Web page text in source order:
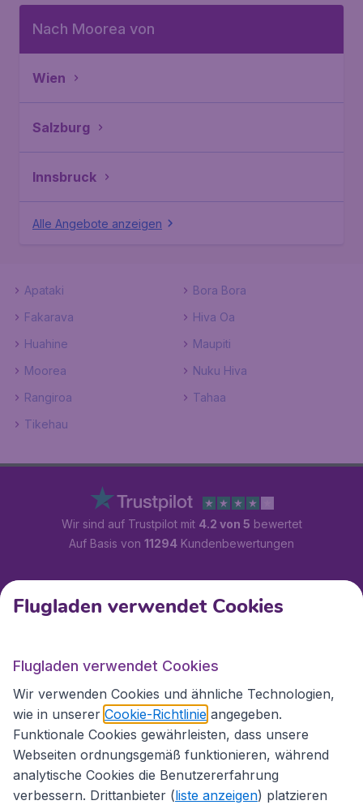
Nach Moorea von
Wien
Salzburg
Innsbruck
Alle Angebote anzeigen
Apataki
Bora Bora
Fakarava
Hiva Oa
Huahine
Maupiti
Moorea
Nuku Hiva
Rangiroa
Tahaa
Tikehau
Wir sind auf Trustpilot mit 4.2 von 5 bewertet
Auf Basis von 11294 Kundenbewertungen
Kundenservice
Flugladen.at
Internationale Webseiten
Flugladen verwendet Cookies
Flugladen verwendet Cookies
Wir verwenden Cookies und ähnliche Technologien,
wie in unserer Cookie-Richtlinie angegeben.
Funktionale Cookies gewährleisten, dass unsere
Webseiten ordnungsgemäß funktionieren, während
analytische Cookies die Benutzererfahrung
verbessern. Drittanbieter (liste anzeigen) platzieren